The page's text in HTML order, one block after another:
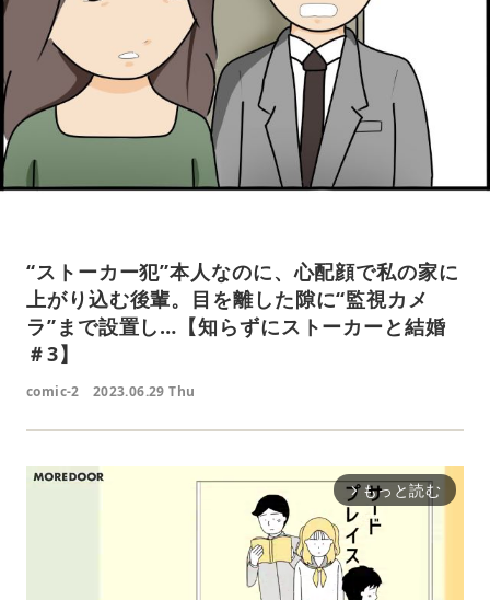
“ストーカー犯”本人なのに、心配顔で私の家に
上がり込む後輩。目を離した隙に“監視カメ
ラ”まで設置し…【知らずにストーカーと結婚
＃3】
comic-2 2023.06.29 Thu
arrow_forward_ios もっと読む